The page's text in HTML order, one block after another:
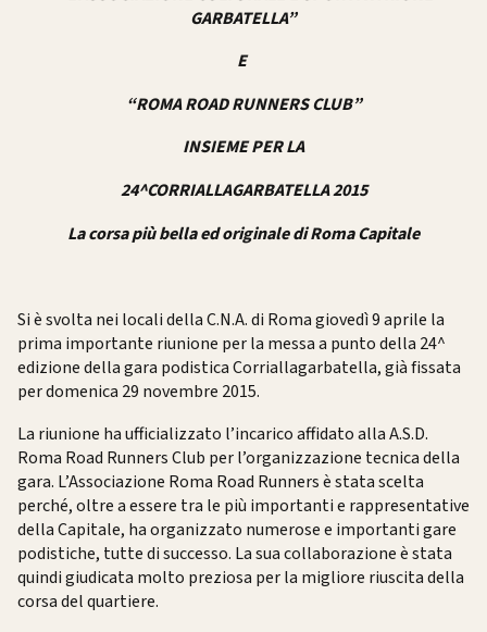
GARBATELLA”
E
“ROMA ROAD RUNNERS CLUB”
INSIEME PER LA
24^CORRIALLAGARBATELLA 2015
La corsa più bella ed originale di Roma Capitale
Si è svolta nei locali della C.N.A. di Roma giovedì 9 aprile la
prima importante riunione per la messa a punto della 24^
edizione della gara podistica Corriallagarbatella, già fissata
per domenica 29 novembre 2015.
La riunione ha ufficializzato l’incarico affidato alla A.S.D.
Roma Road Runners Club per l’organizzazione tecnica della
gara. L’Associazione Roma Road Runners è stata scelta
perché, oltre a essere tra le più importanti e rappresentative
della Capitale, ha organizzato numerose e importanti gare
podistiche, tutte di successo. La sua collaborazione è stata
quindi giudicata molto preziosa per la migliore riuscita della
corsa del quartiere.